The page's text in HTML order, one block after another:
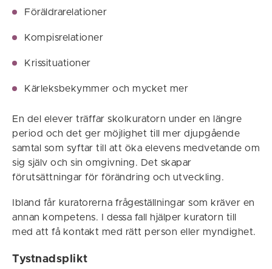
Föräldrarelationer
Kompisrelationer
Krissituationer
Kärleksbekymmer och mycket mer
En del elever träffar skolkuratorn under en längre
period och det ger möjlighet till mer djupgående
samtal som syftar till att öka elevens medvetande om
sig själv och sin omgivning. Det skapar
förutsättningar för förändring och utveckling.
Ibland får kuratorerna frågeställningar som kräver en
annan kompetens. I dessa fall hjälper kuratorn till
med att få kontakt med rätt person eller myndighet.
Tystnadsplikt